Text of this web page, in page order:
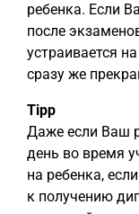
ребенка. Если
после
устраивается
сразу же
Tipp
Даже если Ваш
день во время
на ребенка,
к получению